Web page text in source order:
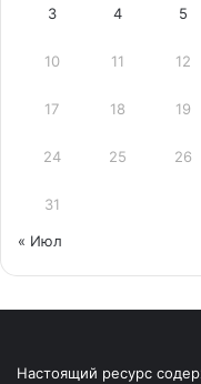
3 4 5
10 11 12
17 18 19
24 25 26
31
« Июл
Настоящий ресурс